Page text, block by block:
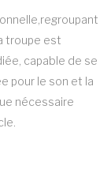
troupe est
capable de se
pour le son et la
nécessaire